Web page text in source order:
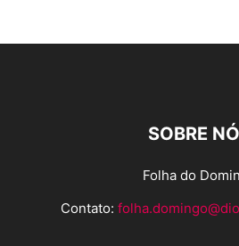
SOBRE
Folha do
Contato: